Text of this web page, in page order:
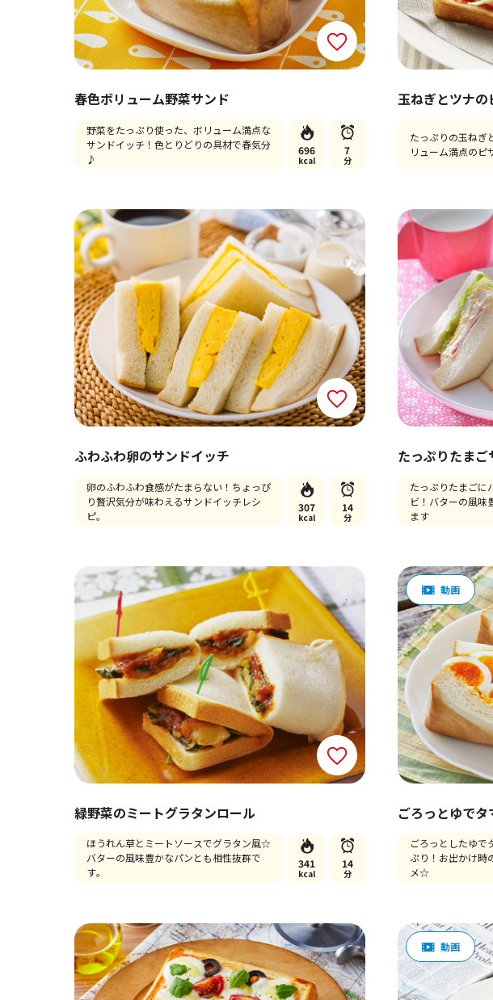
春色ボリューム野菜サンド
野菜をたっぷり使った、ボリューム満点な
サンドイッチ！色とりどりの具材で春気分
♪
696
kcal
7
分
玉ねぎとツナの
たっぷりの玉ねぎ
リューム満点の
ふわふわ卵のサンドイッチ
卵のふわふわ食感がたまらない！ちょっぴ
り贅沢気分が味わえるサンドイッチレシ
ピ。
307
kcal
14
分
たっぷりたまご
たっぷりたまごに
ビ！バターの風味
ます
緑野菜のミートグラタンロール
ほうれん草とミートソースでグラタン風☆
バターの風味豊かなパンとも相性抜群で
す。
341
kcal
14
分
ごろっとゆで
ごろっとしたゆで
ぷり！お出かけ時
メ☆